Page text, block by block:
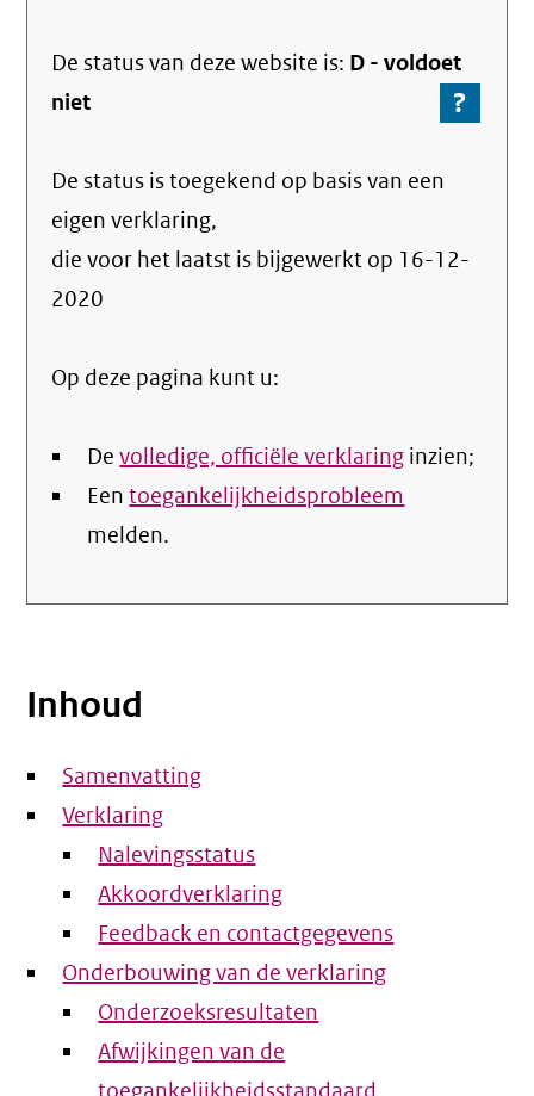
De status van dezewebsite is: D -voldoet
niet
?
Ga
over
De status is toegekend op basis van een
eigen verklaring,
die voor het laatst is bijgewerkt op 16-12-
2020
Op deze pagina kunt u:
Devolledige, officiële verklaring inzien;
Eentoegankelijkheidsprobleem
melden.
Inhoud
Samenvatting
Verklaring
Nalevingsstatus
Akkoordverklaring
Feedback en contactgegevens
Onderbouwing van de verklaring
Onderzoeksresultaten
Afwijkingen van de